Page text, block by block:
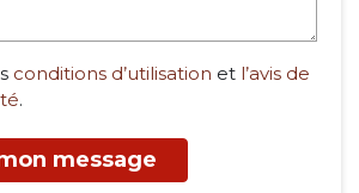
conditions d’utilisation et l’avis de
.
message